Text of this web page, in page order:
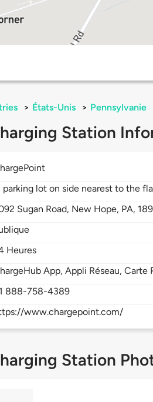
> États-Unis > Pennsylvanie
Station
parking lot on side nearest to the
Sugan Road, New Hope, PA,
Heures
App, Appli Réseau, Carte
888-758-4389
www.chargepoint.com/
Station